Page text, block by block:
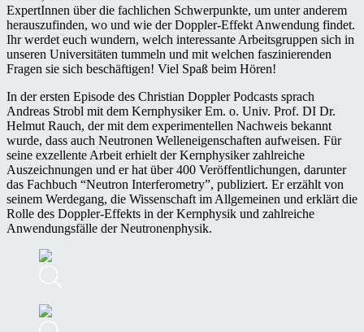
ExpertInnen über die fachlichen Schwerpunkte, um unter anderem
herauszufinden, wo und wie der Doppler-Effekt Anwendung findet.
Ihr werdet euch wundern, welch interessante Arbeitsgruppen sich in
unseren Universitäten tummeln und mit welchen faszinierenden
Fragen sie sich beschäftigen! Viel Spaß beim Hören!
In der ersten Episode des Christian Doppler Podcasts sprach
Andreas Strobl mit dem Kernphysiker Em. o. Univ. Prof. DI Dr.
Helmut Rauch, der mit dem experimentellen Nachweis bekannt
wurde, dass auch Neutronen Welleneigenschaften aufweisen. Für
seine exzellente Arbeit erhielt der Kernphysiker zahlreiche
Auszeichnungen und er hat über 400 Veröffentlichungen, darunter
das Fachbuch “Neutron Interferometry”, publiziert. Er erzählt von
seinem Werdegang, die Wissenschaft im Allgemeinen und erklärt die
Rolle des Doppler-Effekts in der Kernphysik und zahlreiche
Anwendungsfälle der Neutronenphysik.